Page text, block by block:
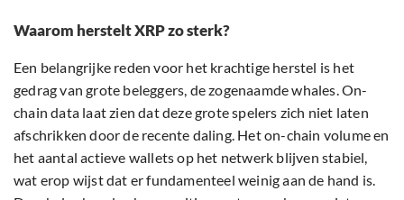
Waarom herstelt XRP zo sterk?
Een belangrijke reden voor het krachtige herstel is het
gedrag van grote beleggers, de zogenaamde whales. On-
chain data laat zien dat deze grote spelers zich niet laten
afschrikken door de recente daling. Het on-chain volume en
het aantal actieve wallets op het netwerk blijven stabiel,
wat erop wijst dat er fundamenteel weinig aan de hand is.